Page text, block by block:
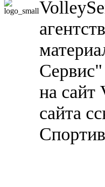
на сайт
сайта